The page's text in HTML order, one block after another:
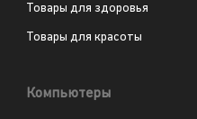
Товары для здоровья
Товары для красоты
Компьютеры